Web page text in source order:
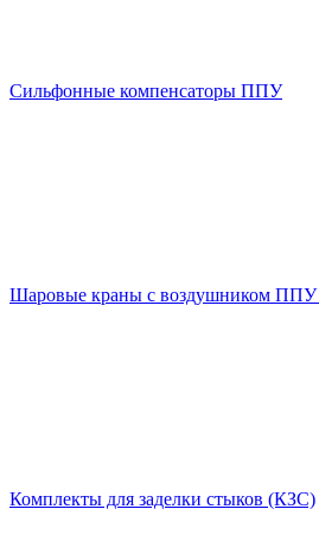
Сильфонные компенсаторы ППУ
Шаровые краны с воздушником ППУ
Комплекты для заделки стыков (КЗС)